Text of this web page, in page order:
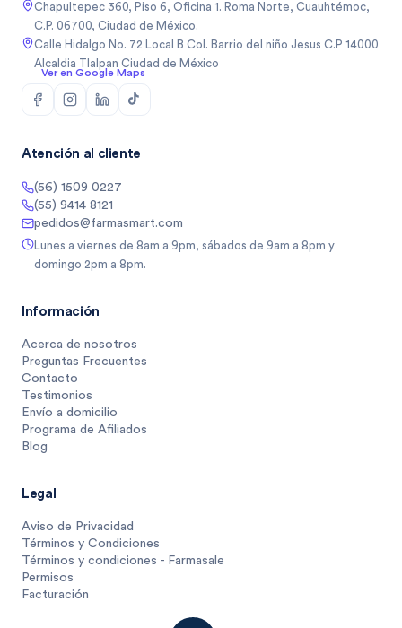
Chapultepec 360, Piso 6, Oficina 1. Roma Norte, Cuauhtémoc,
C.P. 06700, Ciudad de México.
Calle Hidalgo No. 72 Local B Col. Barrio del niño Jesus C.P 14000
Alcaldia Tlalpan Ciudad de México
Ver en Google Maps
Atención al cliente
(56) 1509 0227
(55) 9414 8121
pedidos@farmasmart.com
Lunes a viernes de 8am a 9pm, sábados de 9am a 8pm y
domingo 2pm a 8pm.
Información
Acerca de nosotros
Preguntas Frecuentes
Contacto
Testimonios
Envío a domicilio
Programa de Afiliados
Blog
Legal
Aviso de Privacidad
Términos y Condiciones
Términos y condiciones - Farmasale
Permisos
Facturación